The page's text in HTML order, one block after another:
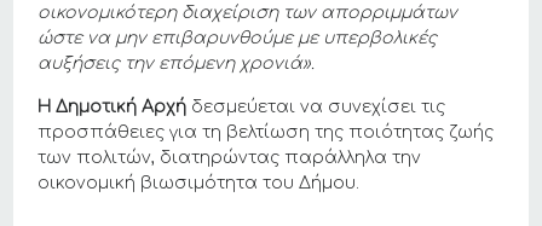
οικονομικότερη διαχείριση των απορριμμάτων
ώστε να μην επιβαρυνθούμε με υπερβολικές
αυξήσεις την επόμενη χρονιά».
Η Δημοτική Αρχή δεσμεύεται να συνεχίσει τις
προσπάθειες για τη βελτίωση της ποιότητας ζωής
των πολιτών, διατηρώντας παράλληλα την
οικονομική βιωσιμότητα του Δήμου.